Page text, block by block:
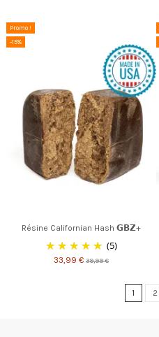
Promo !
-15%
Résine Californian Hash 𝗚𝗕𝗭+
(5)
33,99 € 39,99 €
1 2